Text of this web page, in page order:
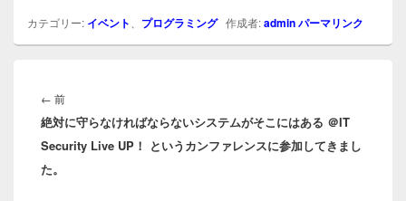
カテゴリー: イベント プログラミング作成者:adminパーマリンク
稿
ナ
ビ
ゲ
ー
← 前前
の
投
絶対に守らなければならないシステムがそこにはある ＠IT
Security Live UP！ というカンファレンスに参加してきまし
た。